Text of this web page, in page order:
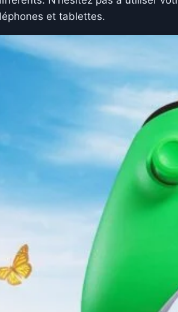
et tablettes.